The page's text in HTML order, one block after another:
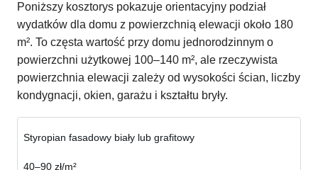
Poniższy kosztorys pokazuje orientacyjny podział
wydatków dla domu z powierzchnią elewacji około 180
m². To częsta wartość przy domu jednorodzinnym o
powierzchni użytkowej 100–140 m², ale rzeczywista
powierzchnia elewacji zależy od wysokości ścian, liczby
kondygnacji, okien, garażu i kształtu bryły.
Styropian fasadowy biały lub grafitowy
40–90 zł/m²